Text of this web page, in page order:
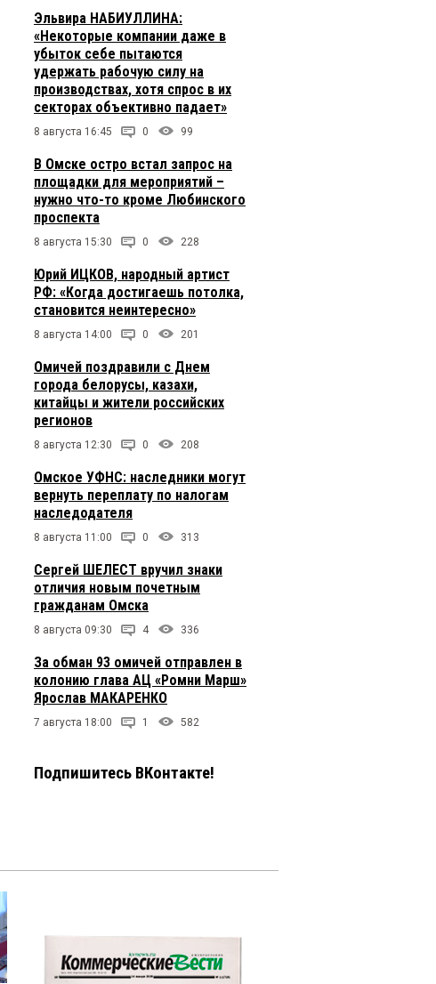
Эльвира НАБИУЛЛИНА:
«Некоторые компании даже в
убыток себе пытаются
удержать рабочую силу на
производствах, хотя спрос в их
секторах объективно падает»
8 августа 16:45 0 99
В Омске остро встал запрос на
площадки для мероприятий –
нужно что-то кроме Любинского
проспекта
8 августа 15:30 0 228
Юрий ИЦКОВ, народный артист
РФ: «Когда достигаешь потолка,
становится неинтересно»
8 августа 14:00 0 201
Омичей поздравили с Днем
города белорусы, казахи,
китайцы и жители российских
регионов
8 августа 12:30 0 208
Омское УФНС: наследники могут
вернуть переплату по налогам
наследодателя
8 августа 11:00 0 313
Сергей ШЕЛЕСТ вручил знаки
отличия новым почетным
гражданам Омска
8 августа 09:30 4 336
За обман 93 омичей отправлен в
колонию глава АЦ «Ромни Марш»
Ярослав МАКАРЕНКО
7 августа 18:00 1 582
Подпишитесь ВКонтакте!